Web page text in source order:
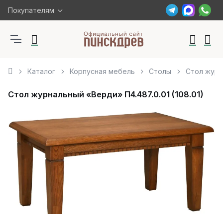
Покупателям
Каталог Корпусная мебель Столы Стол
Стол журнальный «Верди» П4.487.0.01 (108.01)